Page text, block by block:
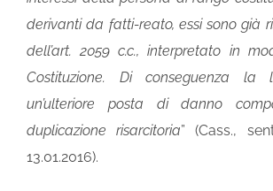
derivanti da fatti-reato, essi sono già
dell’art. 2059 c.c., interpretato in
Costituzione. Di conseguenza la
un’ulteriore posta di danno
duplicazione risarcitoria” (Cass.,
13.01.2016).